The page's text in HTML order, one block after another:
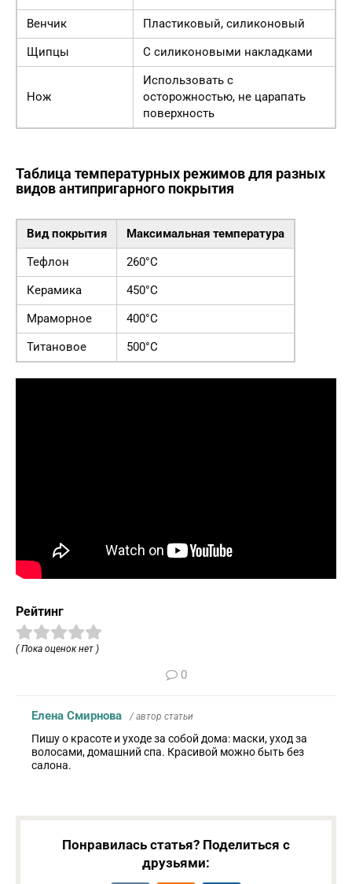
Венчик
Пластиковый, силиконовый
Щипцы
С силиконовыми накладками
Нож
Использовать с
осторожностью, не царапать
поверхность
Таблица температурных режимов для разных
видов антипригарного покрытия
Вид покрытия
Максимальная температура
Тефлон
260°C
Керамика
450°C
Мраморное
400°C
Титановое
500°C
Рейтинг
( Пока оценок нет )
0
Елена Смирнова / автор статьи
Пишу о красоте и уходе за собой дома: маски, уход за
волосами, домашний спа. Красивой можно быть без
салона.
Понравилась статья? Поделиться с
друзьями: